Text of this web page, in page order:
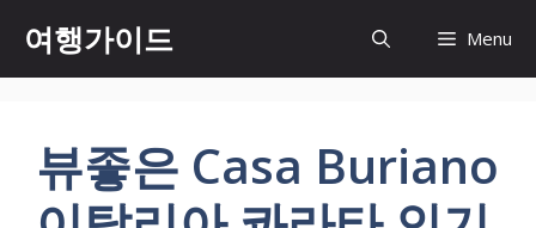
츠
여행가이드 Menu
뷰좋은 Casa Buriano